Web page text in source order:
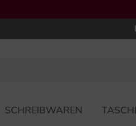
SCHREIBWAREN